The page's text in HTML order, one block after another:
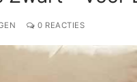
0 REACTIES